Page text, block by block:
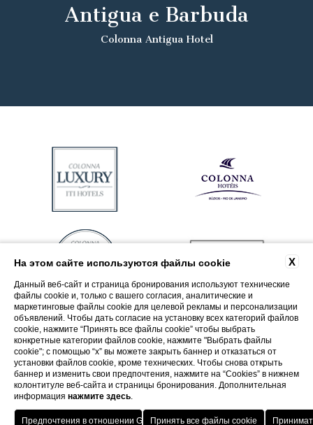
Ð’озвÑ€аÑ‰ение в оÑ‚ели ITI
Porto Cervo - Colonna Resort
лÑƒÑ‡Ñˆая сÑ‚авка
Antigua e Barbuda
Colonna Antigua Hotel
X
На этом сайте используются файлы cookie
Данный веб-сайт и страница бронирования используют технические
файлы cookie и, только с вашего согласия, аналитические и
маркетинговые файлы cookie для целевой рекламы и персонализации
объявлений. Чтобы дать согласие на установку всех категорий файлов
cookie, нажмите “Принять все файлы cookie” чтобы выбрать
конкретные категории файлов cookie, нажмите "Выбрать файлы
cookie"; с помощью “x” вы можете закрыть баннер и отказаться от
установки файлов cookie, кроме технических. Чтобы снова открыть
баннер и изменить свои предпочтения, нажмите на “Cookies” в нижнем
колонтитуле веб-сайта и страницы бронирования. Дополнительная
информация нажмите здесь.